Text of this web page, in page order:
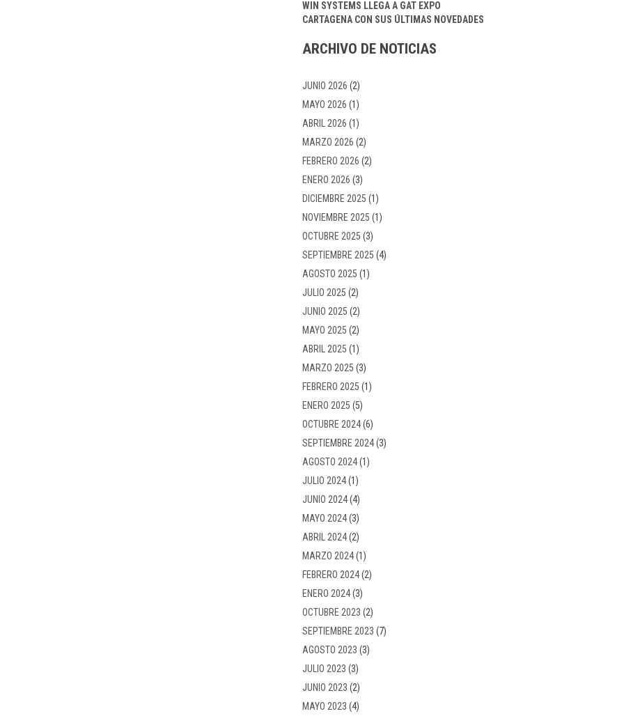
WIN SYSTEMS LLEGA A GAT EXPO
CARTAGENA CON SUS ÚLTIMAS NOVEDADES
ARCHIVO DE NOTICIAS
JUNIO 2026 (2)
MAYO 2026 (1)
ABRIL 2026 (1)
MARZO 2026 (2)
FEBRERO 2026 (2)
ENERO 2026 (3)
DICIEMBRE 2025 (1)
NOVIEMBRE 2025 (1)
OCTUBRE 2025 (3)
SEPTIEMBRE 2025 (4)
AGOSTO 2025 (1)
JULIO 2025 (2)
JUNIO 2025 (2)
MAYO 2025 (2)
ABRIL 2025 (1)
MARZO 2025 (3)
FEBRERO 2025 (1)
ENERO 2025 (5)
OCTUBRE 2024(6)
SEPTIEMBRE 2024(3)
AGOSTO 2024(1)
JULIO 2024(1)
JUNIO 2024(4)
MAYO 2024(3)
ABRIL 2024(2)
MARZO 2024(1)
FEBRERO 2024(2)
ENERO 2024(3)
OCTUBRE 2023 (2)
SEPTIEMBRE 2023 (7)
AGOSTO 2023 (3)
JULIO 2023 (3)
JUNIO 2023 (2)
MAYO 2023 (4)